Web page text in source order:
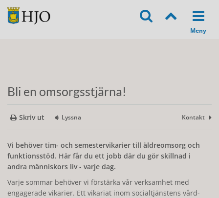
Bli en omsorgsstjärna!
Skriv ut Lyssna Kontakt
Vi behöver tim- och semestervikarier till äldreomsorg och
funktionsstöd. Här får du ett jobb där du gör skillnad i
andra människors liv - varje dag.
Varje sommar behöver vi förstärka vår verksamhet med
engagerade vikarier. Ett vikariat inom socialtjänstens vård-